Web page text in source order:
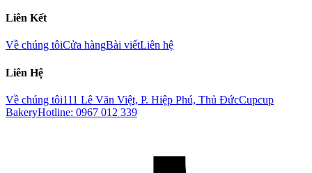
Liên Kết
Về chúng tôiCửa hàngBài viếtLiên hệ
Liên Hệ
Về chúng tôi111 Lê Văn Việt, P. Hiệp Phú, Thủ ĐứcCupcup
BakeryHotline: 0967 012 339